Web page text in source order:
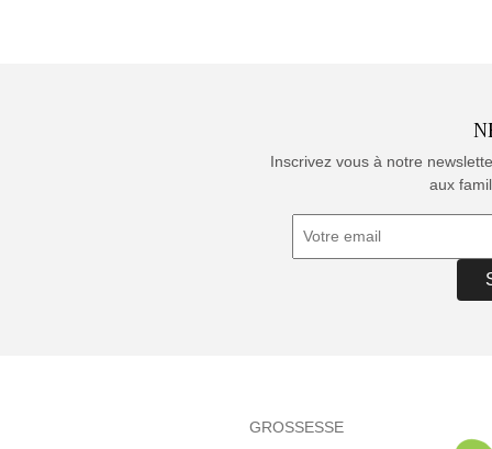
Inscrivez vous à notre
aux
GROSSESSE